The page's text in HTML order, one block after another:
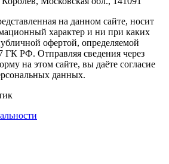
на данном сайте, носит
характер и ни при каких
офертой, определяемой
ГК РФ. Отправляя сведения через
на этом сайте, вы даёте согласие
данных.